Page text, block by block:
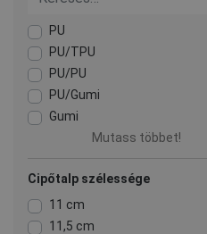
PU
PU/TPU
PU/PU
PU/Gumi
Gumi
Mutass többet!
Cipőtalp szélessége
11 cm
11,5 cm